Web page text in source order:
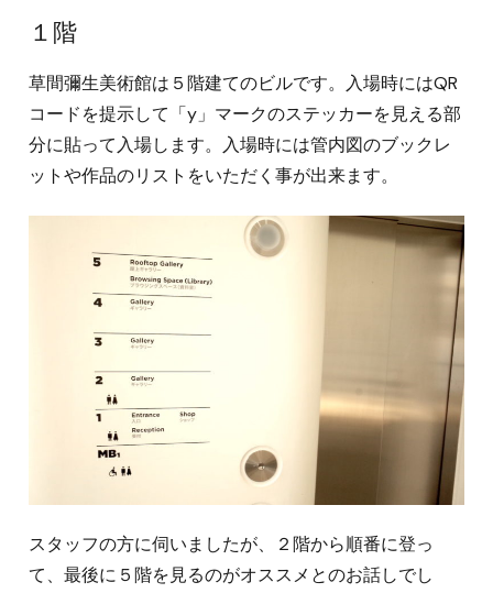
１階
草間彌生美術館は５階建てのビルです。入場時にはQR
コードを提示して「y」マークのステッカーを見える部
分に貼って入場します。入場時には管内図のブックレ
ットや作品のリストをいただく事が出来ます。
スタッフの方に伺いましたが、２階から順番に登っ
て、最後に５階を見るのがオススメとのお話しでし